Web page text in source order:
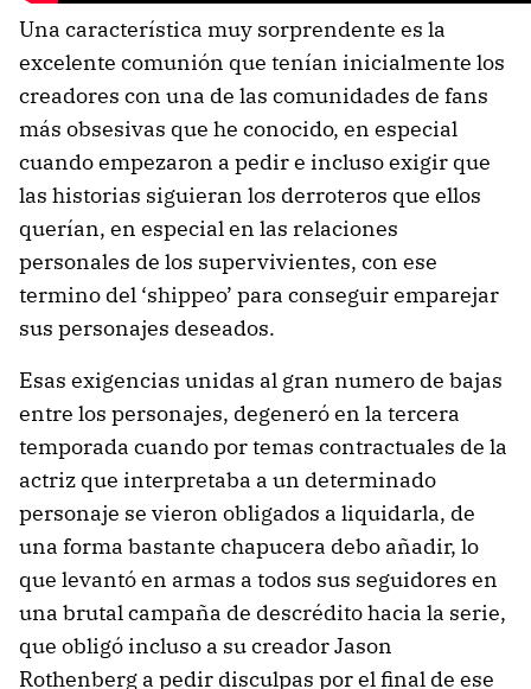
Una característica muy sorprendente es la
excelente comunión que tenían inicialmente los
creadores con una de las comunidades de fans
más obsesivas que he conocido, en especial
cuando empezaron a pedir e incluso exigir que
las historias siguieran los derroteros que ellos
querían, en especial en las relaciones
personales de los supervivientes, con ese
termino del ‘shippeo’ para conseguir emparejar
sus personajes deseados.
Esas exigencias unidas al gran numero de bajas
entre los personajes, degeneró en la tercera
temporada cuando por temas contractuales de la
actriz que interpretaba a un determinado
personaje se vieron obligados a liquidarla, de
una forma bastante chapucera debo añadir, lo
que levantó en armas a todos sus seguidores en
una brutal campaña de descrédito hacia la serie,
que obligó incluso a su creador Jason
Rothenberg a pedir disculpas por el final de ese